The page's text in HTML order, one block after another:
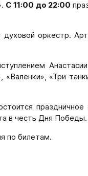
С 11:00 до 22:00
оркестр.
«Три
праздничное
в честь Дня Победы.
по билетам.